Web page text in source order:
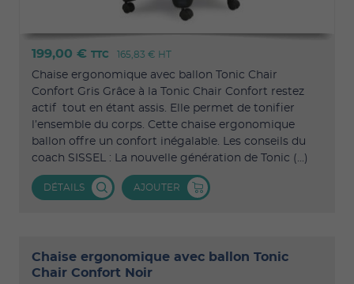
199,00 € TTC 165,83 € HT
Chaise ergonomique avec ballon Tonic Chair
Confort Gris Grâce à la Tonic Chair Confort restez
actif tout en étant assis. Elle permet de tonifier
l’ensemble du corps. Cette chaise ergonomique
ballon offre un confort inégalable. Les conseils du
coach SISSEL : La nouvelle génération de Tonic (...)
DÉTAILS AJOUTER
Chaise ergonomique avec ballon Tonic
Chair Confort Noir